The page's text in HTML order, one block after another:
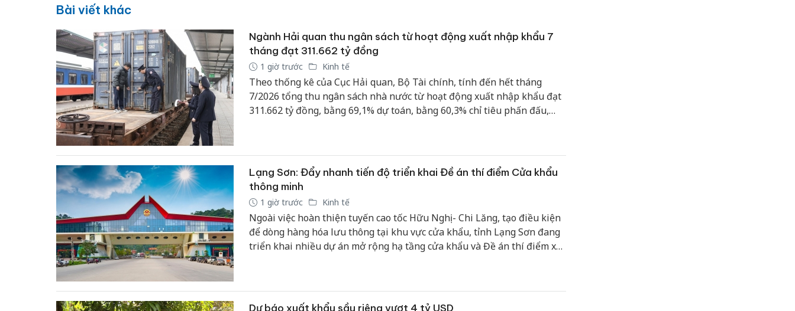
Bài viết khác
Ngành Hải quan thu ngân sách từ hoạt động xuất nhập khẩu 7
tháng đạt 311.662 tỷ đồng
1 giờ trước Kinh tế
Theo thống kê của Cục Hải quan, Bộ Tài chính, tính đến hết tháng
7/2026 tổng thu ngân sách nhà nước từ hoạt động xuất nhập khẩu đạt
311.662 tỷ đồng, bằng 69,1% dự toán, bằng 60,3% chỉ tiêu phấn đấu,
Lạng Sơn: Đẩy nhanh tiến độ triển khai Đề án thí điểm Cửa khẩu
thông minh
1 giờ trước Kinh tế
Ngoài việc hoàn thiện tuyến cao tốc Hữu Nghị - Chi Lăng, tạo điều kiện
để dòng hàng hóa lưu thông tại khu vực cửa khẩu, tỉnh Lạng Sơn đang
triển khai nhiều dự án mở rộng hạ tầng cửa khẩu và Đề án thí điểm xây
Dự báo xuất khẩu sầu riêng vượt 4 tỷ USD